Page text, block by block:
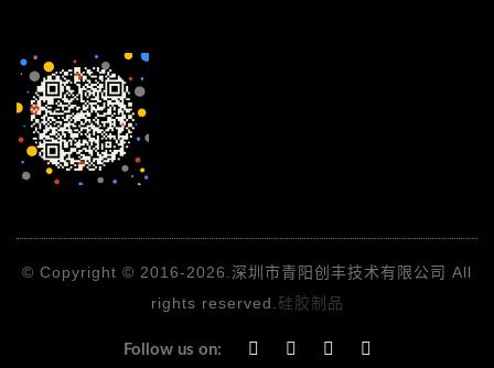
© Copyright © 2016-2026.深圳市青阳创丰技术有限公司 All
rights reserved.硅胶制品
Follow us on: